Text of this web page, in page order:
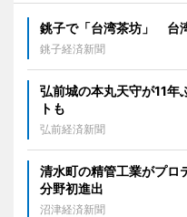
銚子で「台湾茶坊」 台
銚子経済新聞
弘前城の本丸天守が11
トも
弘前経済新聞
清水町の精管工業がプロ
分野初進出
沼津経済新聞